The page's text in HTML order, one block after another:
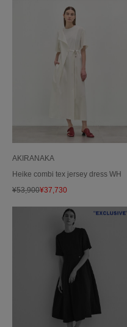
AKIRANAKA
Heike combi tex jersey dress WH
¥53,900¥37,730